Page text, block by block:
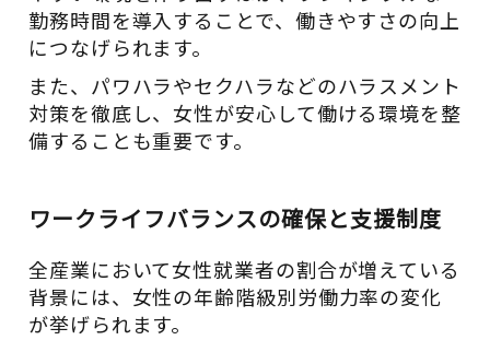
勤務時間を導入することで、働きやすさの向上
につなげられます。
また、パワハラやセクハラなどのハラスメント
対策を徹底し、女性が安心して働ける環境を整
備することも重要です。
ワークライフバランスの確保と支援制度
全産業において女性就業者の割合が増えている
背景には、女性の年齢階級別労働力率の変化
が挙げられます。